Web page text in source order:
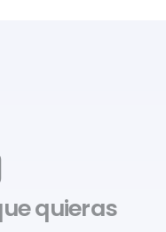
quieras